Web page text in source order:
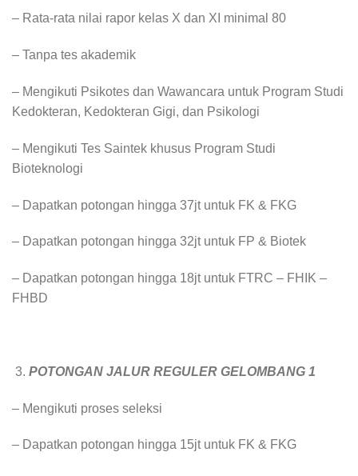
– ⁠Rata-rata nilai rapor kelas X dan XI minimal 80
– ⁠Tanpa tes akademik
– ⁠Mengikuti Psikotes dan Wawancara untuk Program Studi
Kedokteran, Kedokteran Gigi, dan Psikologi
– Mengikuti Tes Saintek khusus Program Studi
Bioteknologi
– ⁠Dapatkan potongan hingga 37jt untuk FK & FKG
– ⁠Dapatkan potongan hingga 32jt untuk FP & Biotek
– Dapatkan potongan hingga 18jt untuk FTRC – FHIK⁠ –
FHBD
POTONGAN JALUR REGULER GELOMBANG 1
– ⁠Mengikuti proses seleksi
– ⁠Dapatkan potongan hingga 15jt untuk FK & FKG